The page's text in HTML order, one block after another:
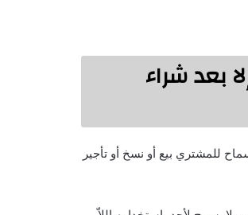
بعد شراء
للمشتري بيع أو نسخ أو تأجير